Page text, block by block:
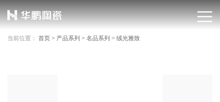
当前位置： 首页 > 产品系列 > 名品系列 > 绒光雅致